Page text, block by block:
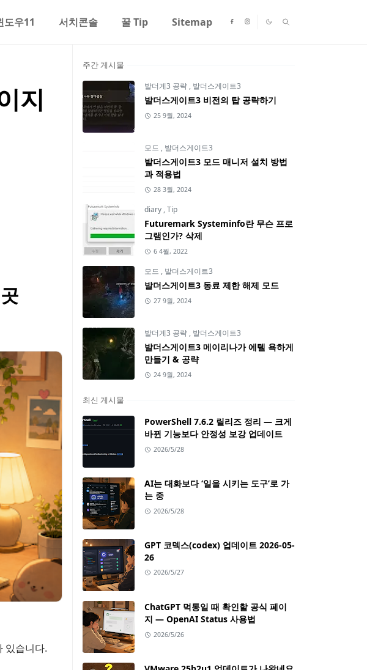
도우11 서치콘솔 꿀 Tip Sitemap
지
있습니다.
주간 게시물
발더게3 공략 , 발더스게이트3
발더스게이트3 비전의 탑 공략하기
25 9월, 2024
모드 , 발더스게이트3
발더스게이트3 모드 매니저 설치 방법
과 적용법
28 3월, 2024
diary ,Tip
Futuremark Systeminfo란 무슨 프로
그램인가? 삭제
6 4월, 2022
모드 , 발더스게이트3
발더스게이트3 동료 제한 해제 모드
27 9월, 2024
발더게3 공략 , 발더스게이트3
발더스게이트3 메이리나가 에텔 욕하게
만들기 & 공략
24 9월, 2024
최신 게시물
PowerShell 7.6.2 릴리즈 정리 — 크게
바뀐 기능보다 안정성 보강 업데이트
2026/5/28
AI는 대화보다 ‘일을 시키는 도구’로 가
는 중
2026/5/28
GPT 코덱스(codex) 업데이트 2026-05-
26
2026/5/27
ChatGPT 먹통일 때 확인할 공식 페이
지 — OpenAI Status 사용법
2026/5/26